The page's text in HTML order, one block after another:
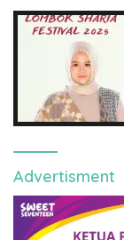
Advertisment